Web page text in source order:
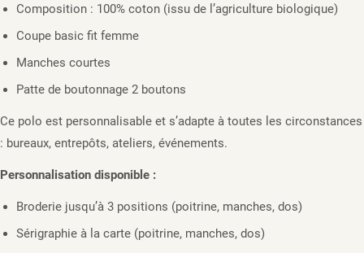
Composition : 100% coton (issu de l’agriculture biologique)
Coupe basic fit femme
Manches courtes
Patte de boutonnage 2 boutons
Ce polo est personnalisable et s’adapte à toutes les circonstances
: bureaux, entrepôts, ateliers, événements.
Personnalisation disponible :
Broderie jusqu’à 3 positions (poitrine, manches, dos)
Sérigraphie à la carte (poitrine, manches, dos)